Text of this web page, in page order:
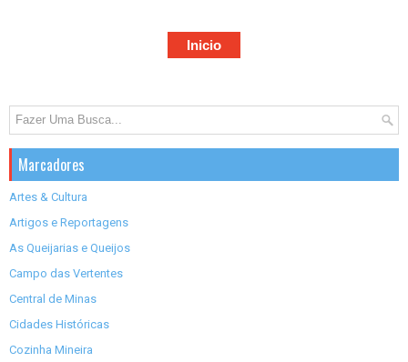
Inicio
Marcadores
Artes & Cultura
Artigos e Reportagens
As Queijarias e Queijos
Campo das Vertentes
Central de Minas
Cidades Históricas
Cozinha Mineira